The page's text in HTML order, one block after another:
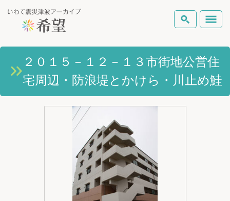
岩手県の被害状況
Foreign Laguage
検索
２０１５－１２－１３市街地公営住
宅周辺・防浪堤とかけら・川止め鮭